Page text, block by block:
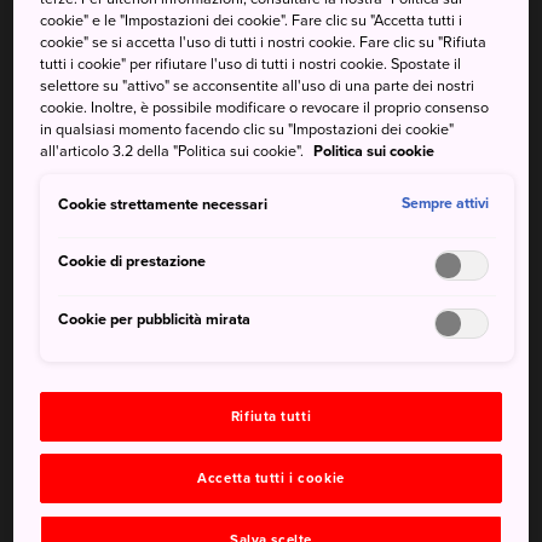
intorno al Monte Hakkoda. Qui puoi trovare foreste alpine
vergini, acquitrini, paludi e mostri di neve.
Vedere i mostri di neve in inverno
Gli impianti da sci e snowboard di livello
Come arrivare
Il punto di arrivo principale nella zona del Monte Hakkoda
cookie" e le "Impostazioni dei cookie". Fare clic su "Accetta tutti i
cookie" se si accetta l'uso di tutti i nostri cookie. Fare clic su "Rifiuta
tutti i cookie" per rifiutare l'uso di tutti i nostri cookie. Spostate il
selettore su "attivo" se acconsentite all'uso di una parte dei nostri
cookie. Inoltre, è possibile modificare o revocare il proprio consenso
in qualsiasi momento facendo clic su "Impostazioni dei cookie"
all'articolo 3.2 della "Politica sui cookie". Politica sui cookie
Cookie strettamente necessari Sempre attivi
Cookie di prestazione
Cookie per pubblicità mirata
Rifiuta tutti
Accetta tutti i cookie